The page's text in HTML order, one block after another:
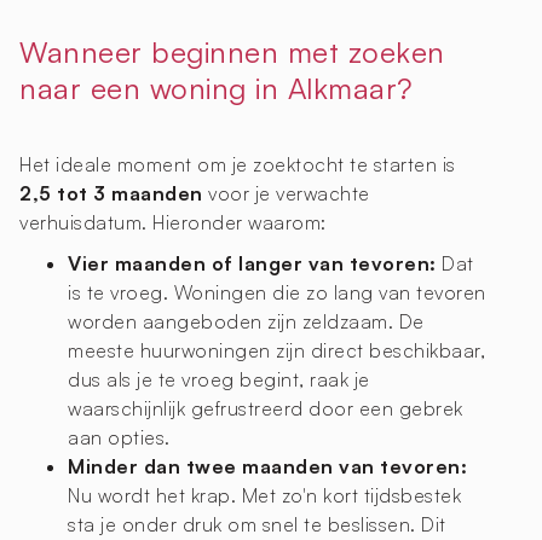
Wanneer beginnen met zoeken
naar een woning in Alkmaar?
Het ideale moment om je zoektocht te starten is
2,5 tot 3 maanden voor je verwachte
verhuisdatum. Hieronder waarom:
Vier maanden of langer van tevoren: Dat
is te vroeg. Woningen die zo lang van tevoren
worden aangeboden zijn zeldzaam. De
meeste huurwoningen zijn direct beschikbaar,
dus als je te vroeg begint, raak je
waarschijnlijk gefrustreerd door een gebrek
aan opties.
Minder dan twee maanden van tevoren:
Nu wordt het krap. Met zo'n kort tijdsbestek
sta je onder druk om snel te beslissen. Dit